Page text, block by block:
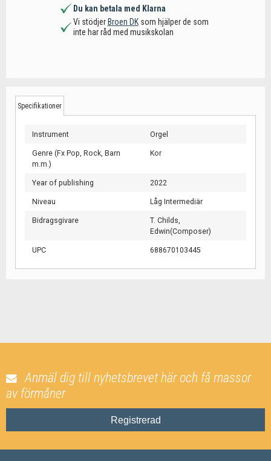
Du kan betala med Klarna
Vi stödjerBroen DKsom hjälper de som
inte har råd med musikskolan
Specifikationer
Instrument Orgel
Genre (Fx Pop, Rock, Barn
m.m.)
Kor
Year of publishing 2022
Niveau Låg Intermediär
Bidragsgivare
T. Childs,
Edwin(Composer)
UPC 688670103445
Anmäl dig till nyhetsbrevet här och få massor
av förmåner
Registrerad